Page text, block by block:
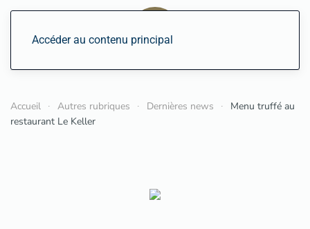
Accéder au contenu principal
Accueil Autres rubriques Dernières news
Menu truffé au
restaurant Le Keller